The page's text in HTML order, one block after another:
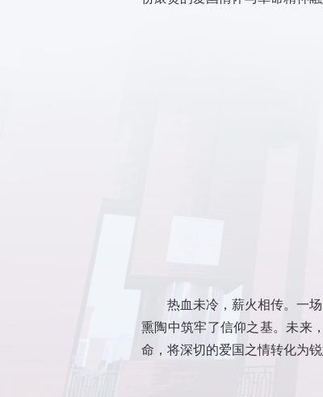
热血未冷，薪火相传。一
熏陶中筑牢了信仰之基。未来
命，将深切的爱国之情转化为